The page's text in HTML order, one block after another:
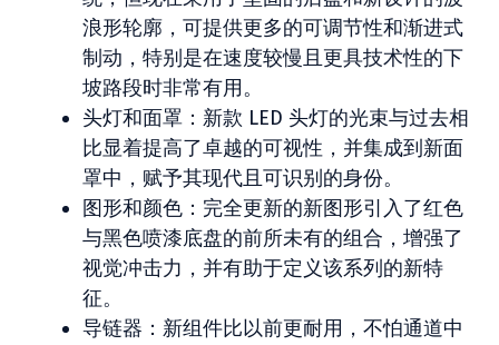
浪形轮廓，可提供更多的可调节性和渐进式
制动，特别是在速度较慢且更具技术性的下
坡路段时非常有用。
头灯和面罩：新款 LED 头灯的光束与过去相
比显着提高了卓越的可视性，并集成到新面
罩中，赋予其现代且可识别的身份。
图形和颜色：完全更新的新图形引入了红色
与黑色喷漆底盘的前所未有的组合，增强了
视觉冲击力，并有助于定义该系列的新特
征。
导链器：新组件比以前更耐用，不怕通道中